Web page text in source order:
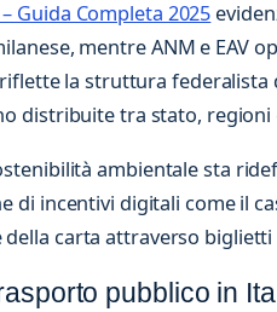
Guida Completa 2025
mentre ANM e EAV
la struttura federalista
distribuite tra stato, regioni
ambientale sta
di incentivi digitali come il
carta attraverso
pubblico in